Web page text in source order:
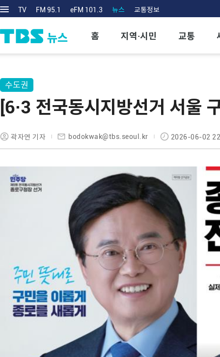
TV FM 95.1 eFM 101.3 뉴스 교통정보
홈 지역·시민 교통
수도권
[6·3 전국동시지방선거 서울
곽자연 기자 bodokwak@tbs.seoul.kr 2026-06-02